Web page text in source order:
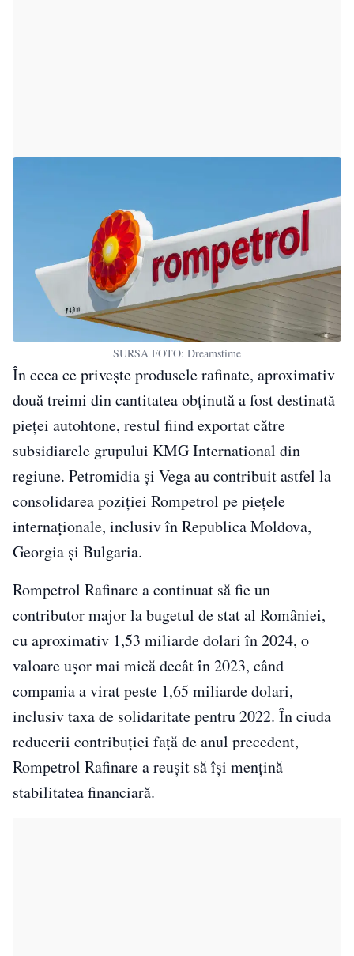
SURSA FOTO: Dreamstime
În ceea ce privește produsele rafinate, aproximativ
două treimi din cantitatea obținută a fost destinată
pieței autohtone, restul fiind exportat către
subsidiarele grupului KMG International din
regiune. Petromidia și Vega au contribuit astfel la
consolidarea poziției Rompetrol pe piețele
internaționale, inclusiv în Republica Moldova,
Georgia și Bulgaria.
Rompetrol Rafinare a continuat să fie un
contributor major la bugetul de stat al României,
cu aproximativ 1,53 miliarde dolari în 2024, o
valoare ușor mai mică decât în 2023, când
compania a virat peste 1,65 miliarde dolari,
inclusiv taxa de solidaritate pentru 2022. În ciuda
reducerii contribuției față de anul precedent,
Rompetrol Rafinare a reușit să își mențină
stabilitatea financiară.